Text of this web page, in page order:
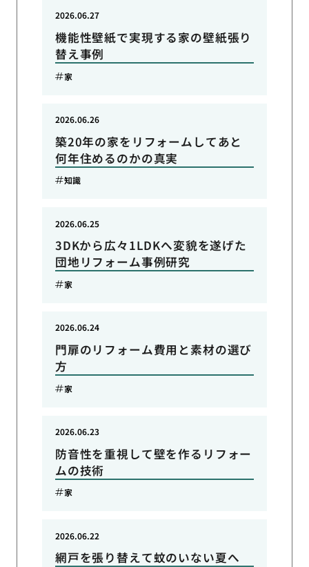
機能性壁紙で実現する家の壁紙張り
替え事例
2026.06.27
家
築20年の家をリフォームしてあと
何年住めるのかの真実
2026.06.26
知識
3DKから広々1LDKへ変貌を遂げた
団地リフォーム事例研究
2026.06.25
家
門扉のリフォーム費用と素材の選び
方
2026.06.24
家
防音性を重視して壁を作るリフォー
ムの技術
2026.06.23
家
網戸を張り替えて蚊のいない夏へ
2026.06.22